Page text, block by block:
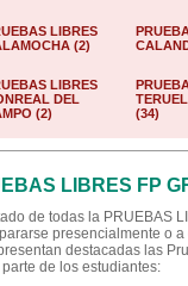
LIBRES
(2)
LIBRES
DEL
(2)
(34)
LIBRES FP
de todas la PRUEBAS
presencialmente o
destacadas las
de los estudiantes: